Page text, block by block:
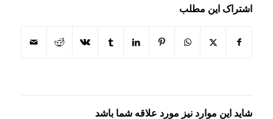
اشتراک این مطلب
شاید این موارد نیز مورد علاقه شما باشد